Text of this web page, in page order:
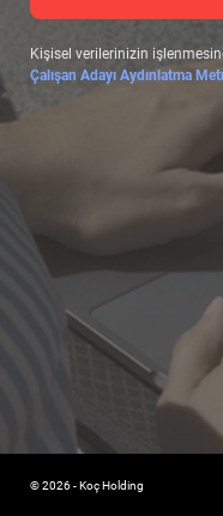
Kişisel verilerinizin
Çalışan Adayı Aydınlatma
© 2026 - Koç Holding